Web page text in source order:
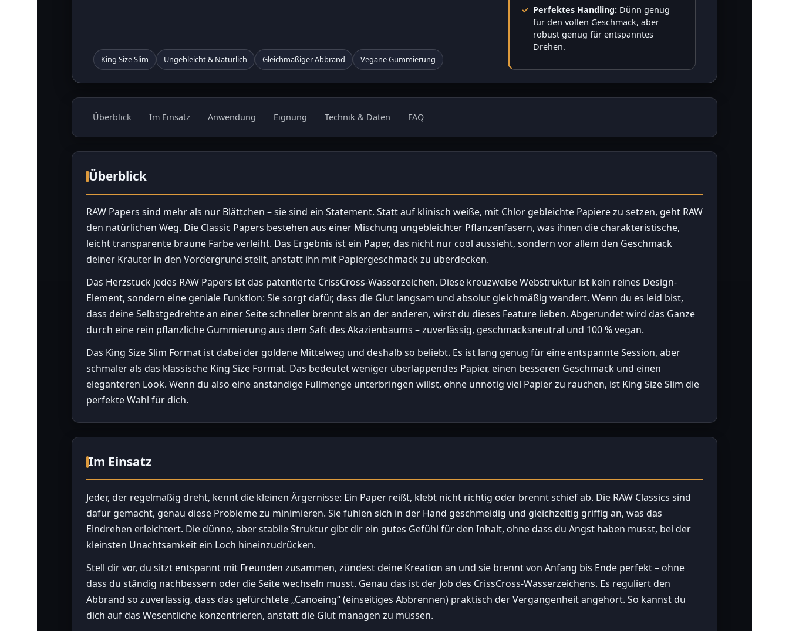
King Size Slim Ungebleicht & Natürlich Gleichmäßiger Abbrand Vegane Gummierung
Perfektes Handling: Dünn genug
für den vollen Geschmack, aber
robust genug für entspanntes
Drehen.
Überblick Im Einsatz Anwendung Eignung Technik & Daten FAQ
Überblick
RAW Papers sind mehr als nur Blättchen – sie sind ein Statement. Statt auf klinisch weiße, mit Chlor gebleichte Papiere zu setzen, geht RAW
den natürlichen Weg. Die Classic Papers bestehen aus einer Mischung ungebleichter Pflanzenfasern, was ihnen die charakteristische,
leicht transparente braune Farbe verleiht. Das Ergebnis ist ein Paper, das nicht nur cool aussieht, sondern vor allem den Geschmack
deiner Kräuter in den Vordergrund stellt, anstatt ihn mit Papiergeschmack zu überdecken.
Das Herzstück jedes RAW Papers ist das patentierte CrissCross-Wasserzeichen. Diese kreuzweise Webstruktur ist kein reines Design-
Element, sondern eine geniale Funktion: Sie sorgt dafür, dass die Glut langsam und absolut gleichmäßig wandert. Wenn du es leid bist,
dass deine Selbstgedrehte an einer Seite schneller brennt als an der anderen, wirst du dieses Feature lieben. Abgerundet wird das Ganze
durch eine rein pflanzliche Gummierung aus dem Saft des Akazienbaums – zuverlässig, geschmacksneutral und 100 % vegan.
Das King Size Slim Format ist dabei der goldene Mittelweg und deshalb so beliebt. Es ist lang genug für eine entspannte Session, aber
schmaler als das klassische King Size Format. Das bedeutet weniger überlappendes Papier, einen besseren Geschmack und einen
eleganteren Look. Wenn du also eine anständige Füllmenge unterbringen willst, ohne unnötig viel Papier zu rauchen, ist King Size Slim die
perfekte Wahl für dich.
Im Einsatz
Jeder, der regelmäßig dreht, kennt die kleinen Ärgernisse: Ein Paper reißt, klebt nicht richtig oder brennt schief ab. Die RAW Classics sind
dafür gemacht, genau diese Probleme zu minimieren. Sie fühlen sich in der Hand geschmeidig und gleichzeitig griffig an, was das
Eindrehen erleichtert. Die dünne, aber stabile Struktur gibt dir ein gutes Gefühl für den Inhalt, ohne dass du Angst haben musst, bei der
kleinsten Unachtsamkeit ein Loch hineinzudrücken.
Stell dir vor, du sitzt entspannt mit Freunden zusammen, zündest deine Kreation an und sie brennt von Anfang bis Ende perfekt – ohne
dass du ständig nachbessern oder die Seite wechseln musst. Genau das ist der Job des CrissCross-Wasserzeichens. Es reguliert den
Abbrand so zuverlässig, dass das gefürchtete „Canoeing“ (einseitiges Abbrennen) praktisch der Vergangenheit angehört. So kannst du
dich auf das Wesentliche konzentrieren, anstatt die Glut managen zu müssen.